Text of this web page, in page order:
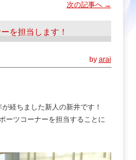
次の記事へ →
を担当します！
by arai
経ちました新人の新井です！
ーツコーナーを担当することに